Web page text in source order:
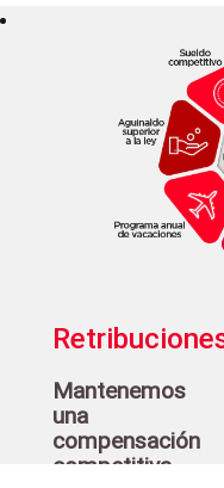
Mantenemos
una
compensación
competitiva